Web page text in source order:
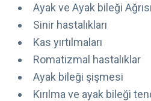
Ayak ve Ayak bileği
Sinir hastalıkları
Kas yırtılmaları
Romatizmal hastalıklar
Ayak bileği şişmesi
Kırılma ve ayak bileği